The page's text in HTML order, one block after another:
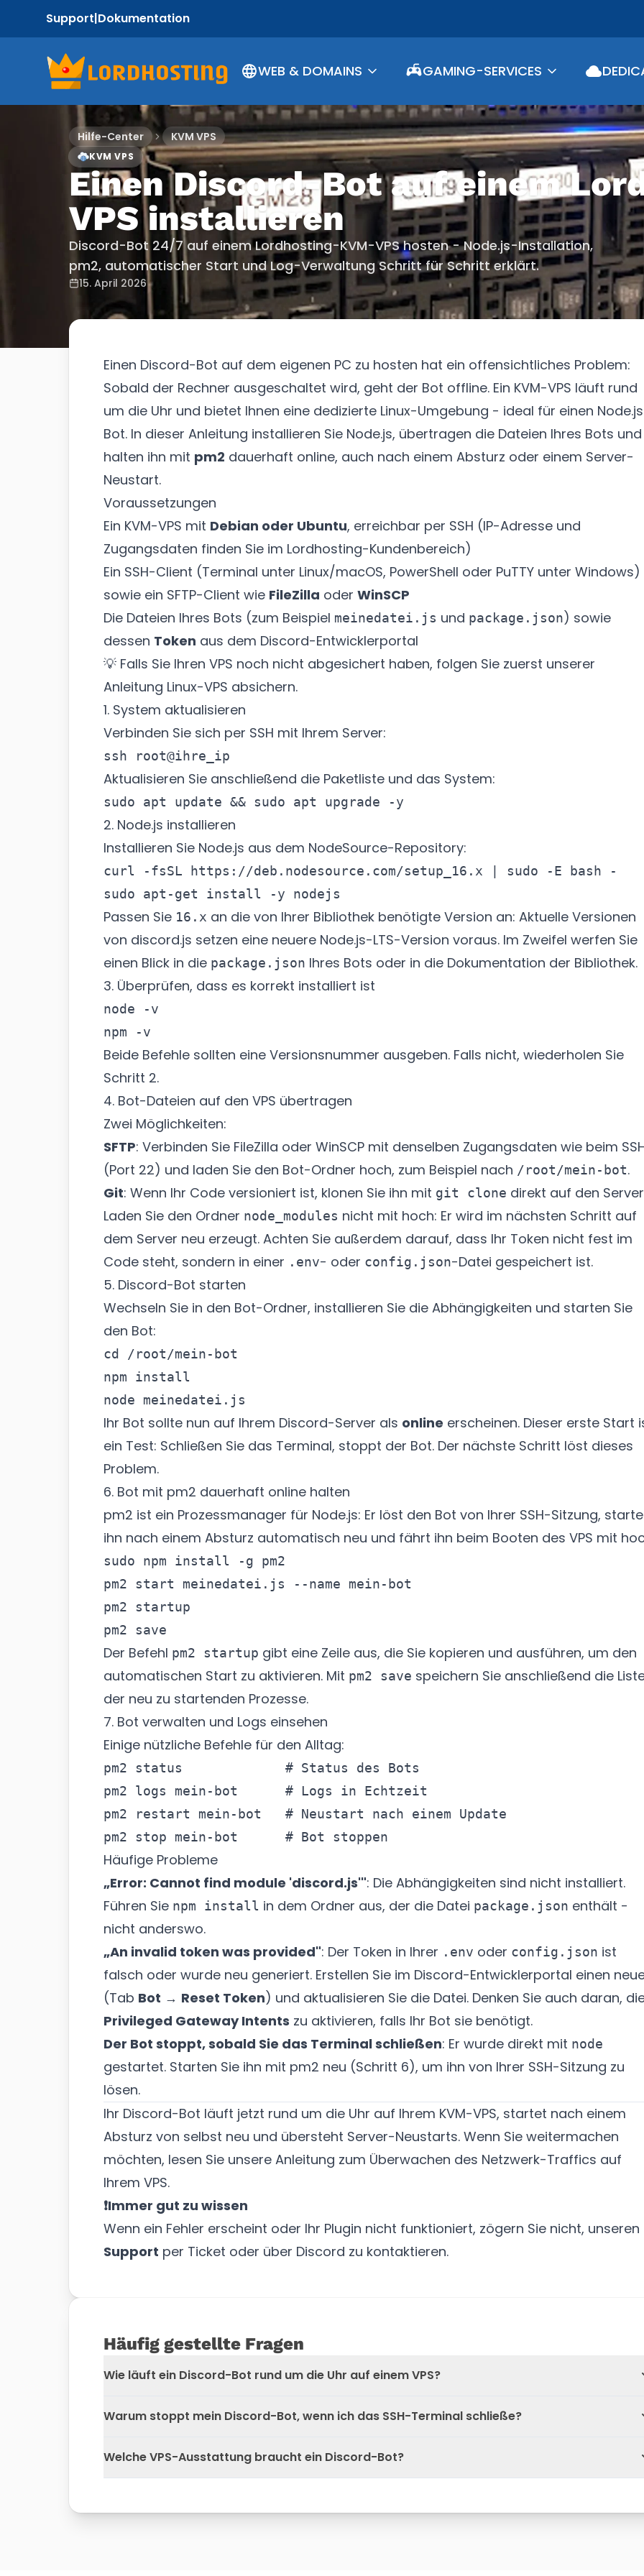
Support|Dokumentation
WEB & DOMAINS GAMING-SERVICES
Hilfe-Center KVM VPS
KVM VPS
Einen Discord-Bot auf einem
VPS installieren
Discord-Bot 24/7 auf einem Lordhosting-KVM-VPS hosten - Node.js-Installation,
pm2, automatischer Start und Log-Verwaltung Schritt für Schritt erklärt.
15. April 2026
Einen Discord-Bot auf dem eigenen PC zu hosten hat ein offensichtliches Problem:
Sobald der Rechner ausgeschaltet wird, geht der Bot offline. Ein KVM-VPS läuft rund
um die Uhr und bietet Ihnen eine dedizierte Linux-Umgebung - ideal für einen
Bot. In dieser Anleitung installieren Sie Node.js, übertragen die Dateien Ihres Bots und
halten ihn mit pm2 dauerhaft online, auch nach einem Absturz oder einem Server-
Neustart.
Voraussetzungen
Ein KVM-VPS mit Debian oder Ubuntu, erreichbar per SSH (IP-Adresse und
Zugangsdaten finden Sie im Lordhosting-Kundenbereich)
Ein SSH-Client (Terminal unter Linux/macOS, PowerShell oder PuTTY unter Windows)
sowie ein SFTP-Client wie FileZilla oder WinSCP
Die Dateien Ihres Bots (zum Beispiel meinedatei.js und package.json) sowie
dessen Token aus dem Discord-Entwicklerportal
💡 Falls Sie Ihren VPS noch nicht abgesichert haben, folgen Sie zuerst unserer
Anleitung Linux-VPS absichern.
1. System aktualisieren
Verbinden Sie sich per SSH mit Ihrem Server:
Aktualisieren Sie anschließend die Paketliste und das System:
2. Node.js installieren
Installieren Sie Node.js aus dem NodeSource-Repository:
curl -fsSL https://deb.nodesource.com/setup_16.x | sudo -E bash -
Passen Sie 16.x an die von Ihrer Bibliothek benötigte Version an: Aktuelle Versionen
von discord.js setzen eine neuere Node.js-LTS-Version voraus. Im Zweifel werfen Sie
einen Blick in die package.json Ihres Bots oder in die Dokumentation der Bibliothek.
3. Überprüfen, dass es korrekt installiert ist
node -v
Beide Befehle sollten eine Versionsnummer ausgeben. Falls nicht, wiederholen Sie
Schritt 2.
4. Bot-Dateien auf den VPS übertragen
Zwei Möglichkeiten:
SFTP: Verbinden Sie FileZilla oder WinSCP mit denselben Zugangsdaten wie beim
(Port 22) und laden Sie den Bot-Ordner hoch, zum Beispiel nach /root/mein-bot.
Git: Wenn Ihr Code versioniert ist, klonen Sie ihn mit git clone direkt auf den
Laden Sie den Ordner node_modules nicht mit hoch: Er wird im nächsten Schritt auf
dem Server neu erzeugt. Achten Sie außerdem darauf, dass Ihr Token nicht fest im
Code steht, sondern in einer .env- oder config.json-Datei gespeichert ist.
5. Discord-Bot starten
Wechseln Sie in den Bot-Ordner, installieren Sie die Abhängigkeiten und starten Sie
den Bot:
cd /root/mein-bot
npm install
Ihr Bot sollte nun auf Ihrem Discord-Server als online erscheinen. Dieser erste Start
ein Test: Schließen Sie das Terminal, stoppt der Bot. Der nächste Schritt löst dieses
Problem.
6. Bot mit pm2 dauerhaft online halten
pm2 ist ein Prozessmanager für Node.js: Er löst den Bot von Ihrer SSH-Sitzung,
ihn nach einem Absturz automatisch neu und fährt ihn beim Booten des VPS mit
sudo npm install -g pm2
pm2 start meinedatei.js --name mein-bot
pm2 startup
Der Befehl pm2 startup gibt eine Zeile aus, die Sie kopieren und ausführen, um den
automatischen Start zu aktivieren. Mit pm2 save speichern Sie anschließend die
der neu zu startenden Prozesse.
7. Bot verwalten und Logs einsehen
Einige nützliche Befehle für den Alltag:
pm2 status             # Status des Bots
pm2 logs mein-bot      # Logs in Echtzeit
pm2 restart mein-bot   # Neustart nach einem Update
Häufige Probleme
„Error: Cannot find module 'discord.js'": Die Abhängigkeiten sind nicht installiert.
Führen Sie npm install in dem Ordner aus, der die Datei package.json enthält -
nicht anderswo.
„An invalid token was provided": Der Token in Ihrer .env oder config.json ist
falsch oder wurde neu generiert. Erstellen Sie im Discord-Entwicklerportal einen
(Tab Bot → Reset Token) und aktualisieren Sie die Datei. Denken Sie auch daran,
Privileged Gateway Intents zu aktivieren, falls Ihr Bot sie benötigt.
Der Bot stoppt, sobald Sie das Terminal schließen: Er wurde direkt mit node
gestartet. Starten Sie ihn mit pm2 neu (Schritt 6), um ihn von Ihrer SSH-Sitzung zu
lösen.
Ihr Discord-Bot läuft jetzt rund um die Uhr auf Ihrem KVM-VPS, startet nach einem
Absturz von selbst neu und übersteht Server-Neustarts. Wenn Sie weitermachen
möchten, lesen Sie unsere Anleitung zum Überwachen des Netzwerk-Traffics auf
Ihrem VPS.
❗Immer gut zu wissen
Wenn ein Fehler erscheint oder Ihr Plugin nicht funktioniert, zögern Sie nicht, unseren
Support per Ticket oder über Discord zu kontaktieren.
Häufig gestellte Fragen
Wie läuft ein Discord-Bot rund um die Uhr auf einem VPS?
Warum stoppt mein Discord-Bot, wenn ich das SSH-Terminal schließe?
Welche VPS-Ausstattung braucht ein Discord-Bot?